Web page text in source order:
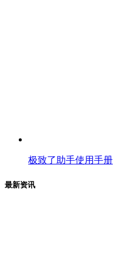
极致了助手使用手册
最新资讯